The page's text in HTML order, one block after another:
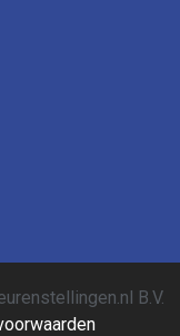
B.V.